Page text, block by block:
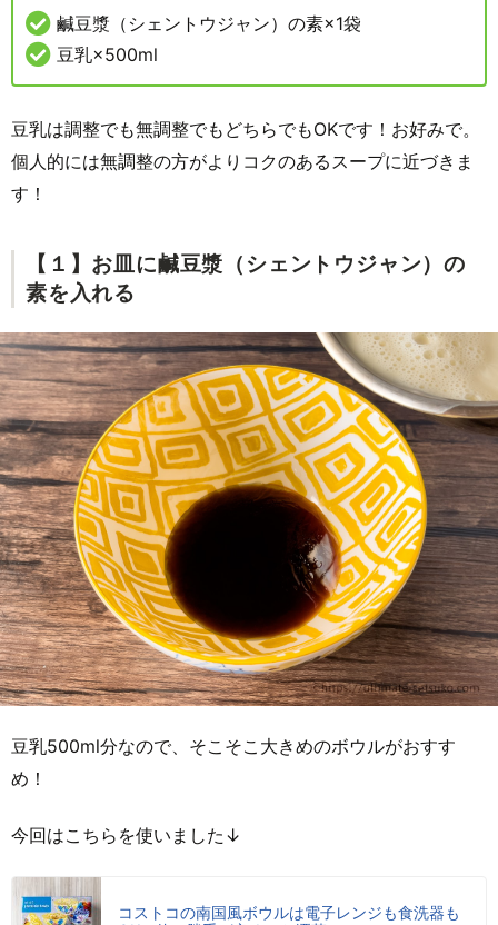
鹹豆漿（シェントウジャン）の素×1袋
豆乳×500ml
豆乳は調整でも無調整でもどちらでもOKです！お好みで。
個人的には無調整の方がよりコクのあるスープに近づきま
す！
【１】お皿に鹹豆漿（シェントウジャン）の
素を入れる
豆乳500ml分なので、そこそこ大きめのボウルがおすす
め！
今回はこちらを使いました↓
コストコの南国風ボウルは電子レンジも食洗器も